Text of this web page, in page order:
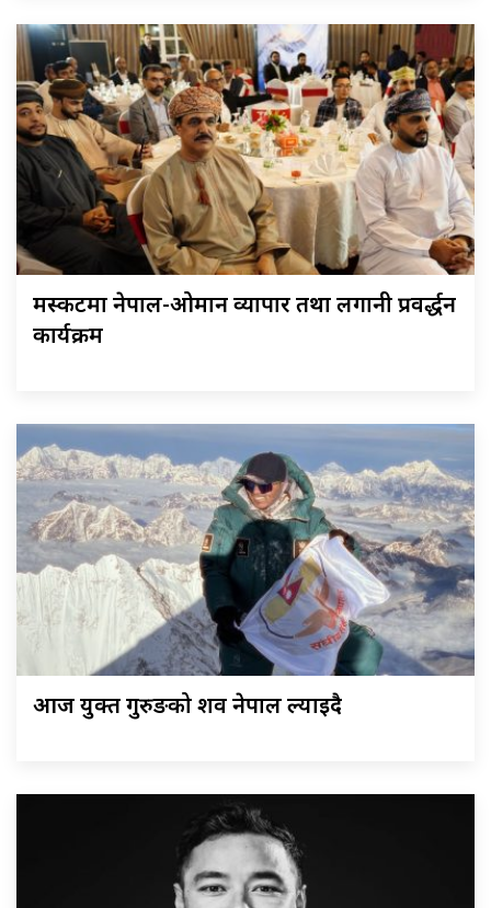
मस्कटमा नेपाल-ओमान व्यापार तथा लगानी प्रवर्द्धन
कार्यक्रम
आज युक्त गुरुङको शव नेपाल ल्याइदै